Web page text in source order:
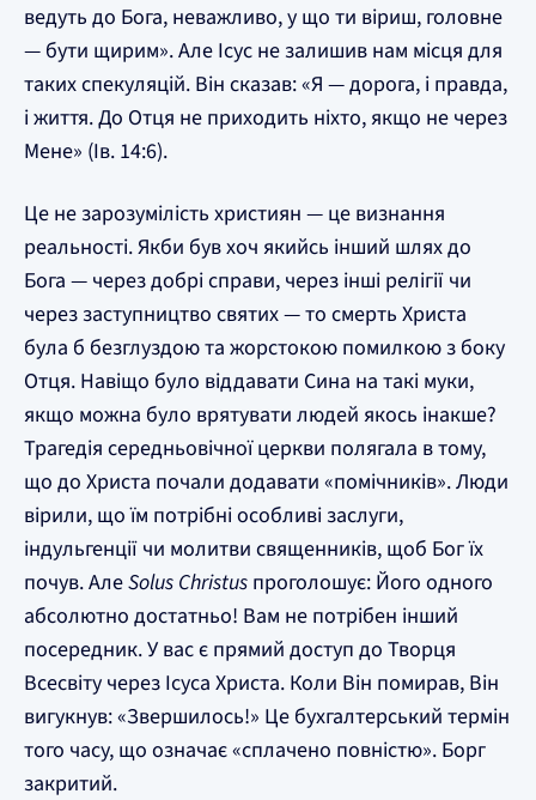
ведуть до Бога, неважливо, у що ти віриш, головне
— бути щирим». Але Ісус не залишив нам місця для
таких спекуляцій. Він сказав: «Я — дорога, і правда,
і життя. До Отця не приходить ніхто, якщо не через
Мене» (Ів. 14:6).
Це не зарозумілість християн — це визнання
реальності. Якби був хоч якийсь інший шлях до
Бога — через добрі справи, через інші релігії чи
через заступництво святих — то смерть Христа
була б безглуздою та жорстокою помилкою з боку
Отця. Навіщо було віддавати Сина на такі муки,
якщо можна було врятувати людей якось інакше?
Трагедія середньовічної церкви полягала в тому,
що до Христа почали додавати «помічників». Люди
вірили, що їм потрібні особливі заслуги,
індульгенції чи молитви священників, щоб Бог їх
почув. АлеSolus Christus проголошує: Його одного
абсолютно достатньо! Вам не потрібен інший
посередник. У вас є прямий доступ до Творця
Всесвіту через Ісуса Христа. Коли Він помирав, Він
вигукнув: «Звершилось!» Це бухгалтерський термін
того часу, що означає «сплачено повністю». Борг
закритий.